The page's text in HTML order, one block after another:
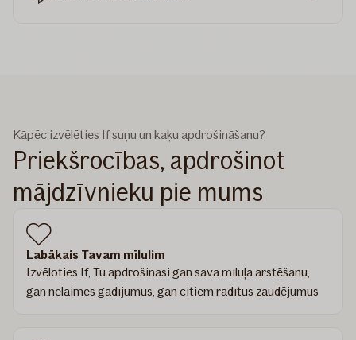
Kāpēc izvēlēties If suņu un kaķu apdrošināšanu?
Priekšrocības, apdrošinot
mājdzīvnieku pie mums
Labākais Tavam mīlulim
Izvēloties If, Tu apdrošināsi gan sava mīluļa ārstēšanu,
gan nelaimes gadījumus, gan citiem radītus zaudējumus